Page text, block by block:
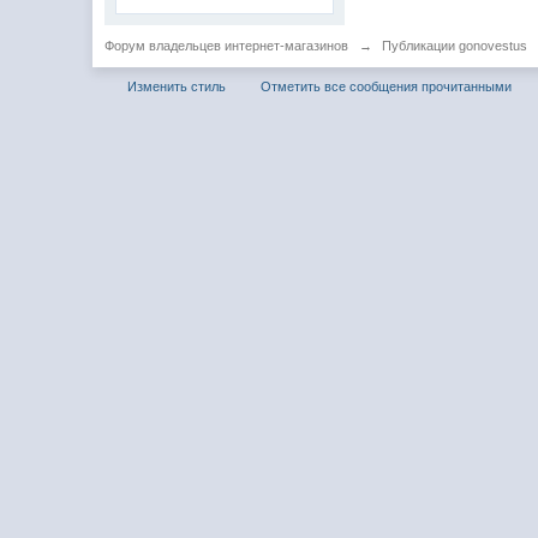
Форум владельцев интернет-магазинов → Публикации gonovestus
Изменить стиль Отметить все сообщения прочитанными